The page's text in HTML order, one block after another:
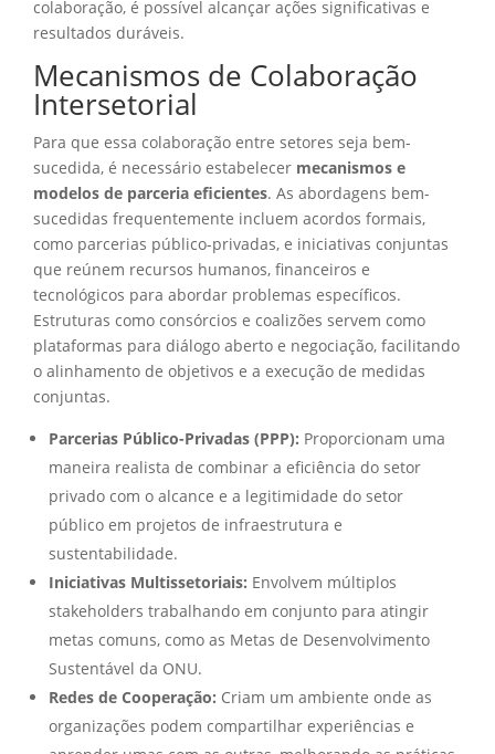
colaboração, é possível alcançar ações significativas e
resultados duráveis.
Mecanismos de Colaboração
Intersetorial
Para que essa colaboração entre setores seja bem-
sucedida, é necessário estabelecer mecanismos e
modelos de parceria eficientes. As abordagens bem-
sucedidas frequentemente incluem acordos formais,
como parcerias público-privadas, e iniciativas conjuntas
que reúnem recursos humanos, financeiros e
tecnológicos para abordar problemas específicos.
Estruturas como consórcios e coalizões servem como
plataformas para diálogo aberto e negociação, facilitando
o alinhamento de objetivos e a execução de medidas
conjuntas.
Parcerias Público-Privadas (PPP): Proporcionam uma
maneira realista de combinar a eficiência do setor
privado com o alcance e a legitimidade do setor
público em projetos de infraestrutura e
sustentabilidade.
Iniciativas Multissetoriais: Envolvem múltiplos
stakeholders trabalhando em conjunto para atingir
metas comuns, como as Metas de Desenvolvimento
Sustentável da ONU.
Redes de Cooperação: Criam um ambiente onde as
organizações podem compartilhar experiências e